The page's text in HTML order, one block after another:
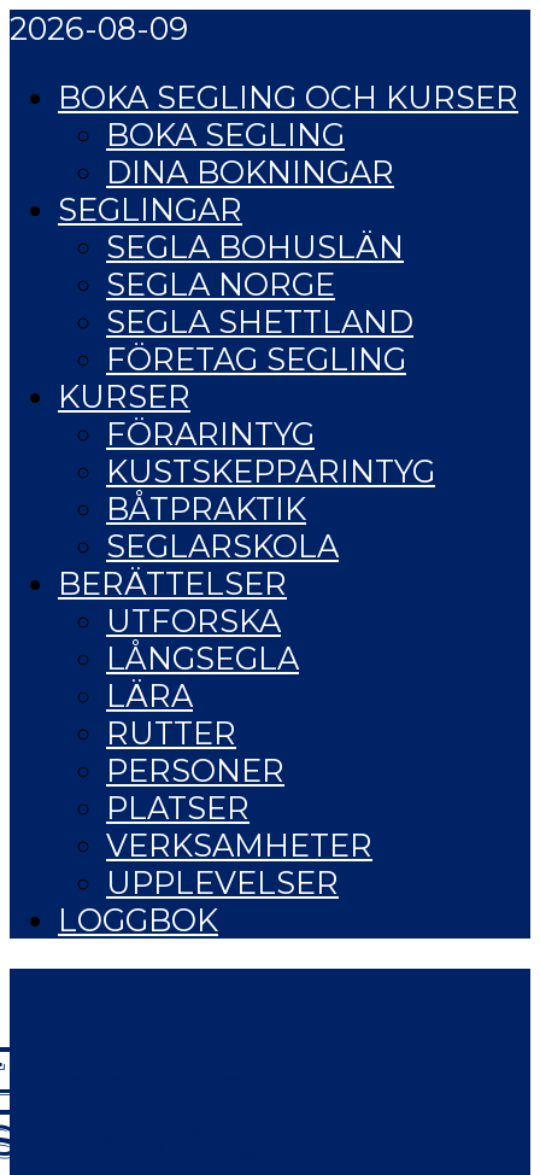
2026-08-09
BOKA SEGLING OCH KURSER
BOKA SEGLING
DINA BOKNINGAR
SEGLINGAR
SEGLA BOHUSLÄN
SEGLA NORGE
SEGLA SHETTLAND
FÖRETAG SEGLING
KURSER
FÖRARINTYG
KUSTSKEPPARINTYG
BÅTPRAKTIK
SEGLARSKOLA
BERÄTTELSER
UTFORSKA
LÅNGSEGLA
LÄRA
RUTTER
PERSONER
PLATSER
VERKSAMHETER
UPPLEVELSER
LOGGBOK
OF